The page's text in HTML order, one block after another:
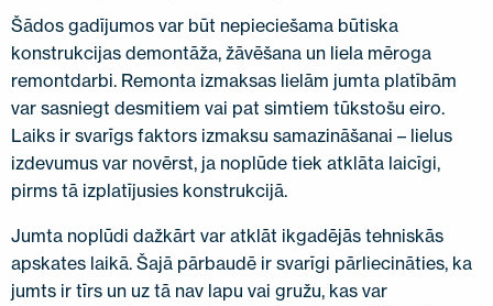
Šādos gadījumos var būt nepieciešama būtiska
konstrukcijas demontāža, žāvēšana un liela mēroga
remontdarbi. Remonta izmaksas lielām jumta platībām
var sasniegt desmitiem vai pat simtiem tūkstošu eiro.
Laiks ir svarīgs faktors izmaksu samazināšanai – lielus
izdevumus var novērst, ja noplūde tiek atklāta laicīgi,
pirms tā izplatījusies konstrukcijā.
Jumta noplūdi dažkārt var atklāt ikgadējās tehniskās
apskates laikā. Šajā pārbaudē ir svarīgi pārliecināties, ka
jumts ir tīrs un uz tā nav lapu vai gružu, kas var